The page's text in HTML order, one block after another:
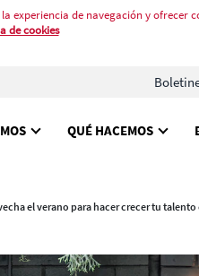
experiencia de navegación y ofrecer
de cookies
QUÉ HACEMOS